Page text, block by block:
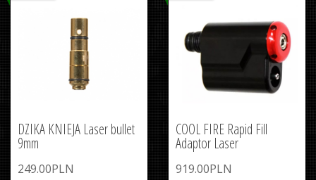
DZIKA KNIEJA Laser bullet
9mm
249.00PLN
COOL FIRE Rapid Fill
Adaptor Laser
919.00PLN